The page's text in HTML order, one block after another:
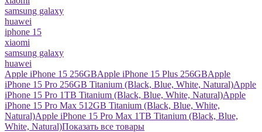
samsung galaxy
huawei
iphone 15
xiaomi
samsung galaxy
huawei
Apple iPhone 15 256GBApple iPhone 15 Plus 256GBApple
iPhone 15 Pro 256GB Titanium (Black, Blue, White, Natural)Apple
iPhone 15 Pro 1TB Titanium (Black, Blue, White, Natural)Apple
iPhone 15 Pro Max 512GB Titanium (Black, Blue, White,
Natural)Apple iPhone 15 Pro Max 1TB Titanium (Black, Blue,
White, Natural)Показать все товары